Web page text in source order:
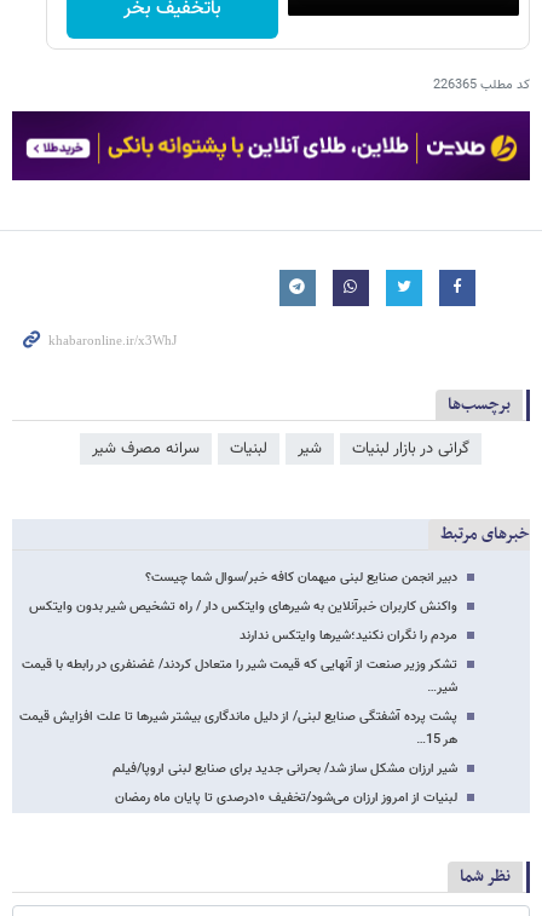
باتخفیف بخر
کد مطلب226365
برچسب‌ها
گرانی در بازار لبنیات شیر لبنیات سرانه مصرف شیر
خبرهای مرتبط
دبیر انجمن صنایع لبنی میهمان کافه خبر/سوال شما چیست؟
واکنش کاربران خبرآنلاین به شیرهای وایتکس دار / راه تشخیص شیر بدون وایتکس
مردم را نگران نکنید؛شیرها وایتکس ندارند
تشکر وزیر صنعت از آنهایی که قیمت شیر را متعادل کردند/ غضنفری در رابطه با قیمت
شیر…
پشت پرده آشفتگی صنایع لبنی/ از دلیل ماندگاری بیشتر شیرها تا علت افزایش قیمت
هر 15…
شیر ارزان مشکل ساز شد/ بحرانی جدید برای صنایع لبنی اروپا/فیلم
لبنیات از امروز ارزان می‌شود/تخفیف ۱۰درصدی تا پایان ماه رمضان
نظر شما